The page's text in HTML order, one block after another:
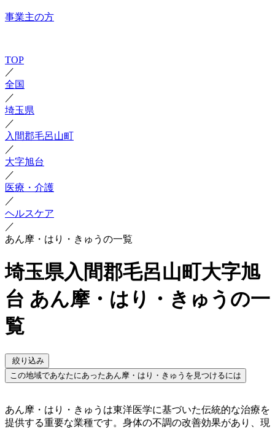
事業主の方
TOP
／
全国
／
埼玉県
／
入間郡毛呂山町
／
大字旭台
／
医療・介護
／
ヘルスケア
／
あん摩・はり・きゅうの一覧
埼玉県入間郡毛呂山町大字旭
台 あん摩・はり・きゅうの一
覧
絞り込み
この地域であなたにあったあん摩・はり・きゅうを見つけるには
あん摩・はり・きゅうは東洋医学に基づいた伝統的な治療を
提供する重要な業種です。身体の不調の改善効果があり、現